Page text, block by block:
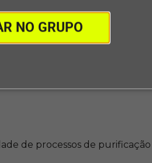
NO GRUPO
a necessidade de
de novos metais.
à mineração e refino de
de metais consome menos
de processos de